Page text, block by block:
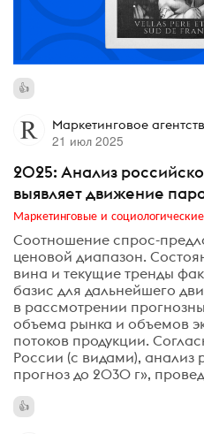
Маркетинговое
21 июл 2025
2025: Анализ
выявляет движение
Маркетинговые и
Соотношение спрос-
ценовой диапазон.
вина и текущие тренды
базис для дальнейшего
в рассмотрении
объема рынка и объемов
потоков продукции.
России (с видами), анализ
прогноз до 2030 г»,